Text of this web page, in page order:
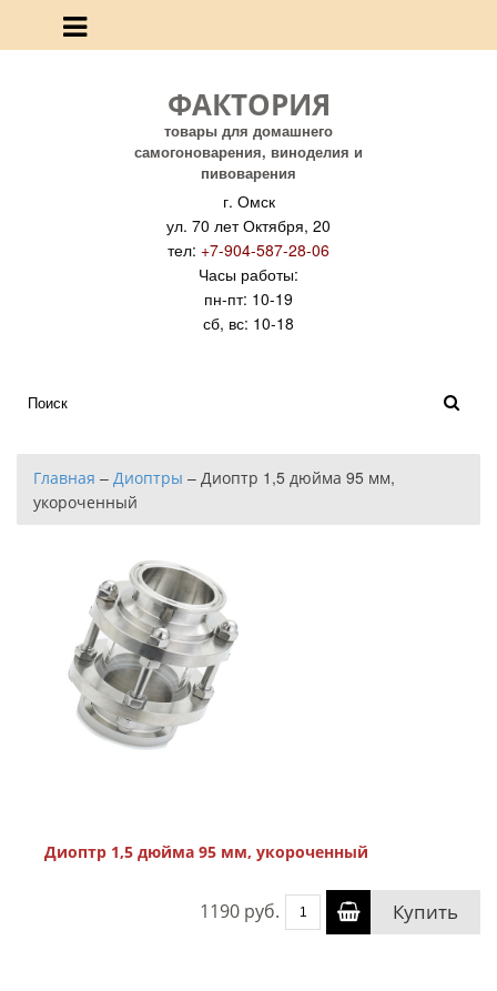
ФАКТОРИЯ
товары для домашнего
самогоноварения, виноделия и
пивоварения
г. Омск
ул. 70 лет Октября, 20
тел: +7-904-587-28-06
Часы работы:
пн-пт: 10-19
сб, вс: 10-18
Главная – Диоптры – Диоптр 1,5 дюйма 95 мм,
укороченный
Диоптр 1,5 дюйма 95 мм, укороченный
1190 руб. Купить